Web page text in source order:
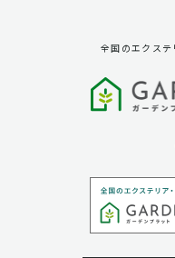
第三者への提供
弊社は法律で定められ
個人情報の取扱
弊社は事業運営上、お
るために業務の一部を
全国のエクス